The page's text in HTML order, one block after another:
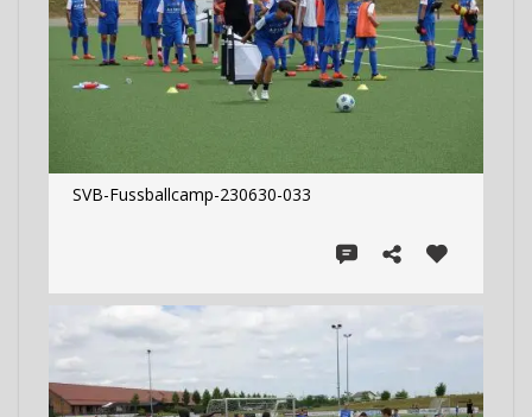
SVB-Fussballcamp-230630-033